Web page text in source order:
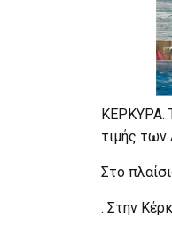
ΚΕΡΚΥΡΑ.
τιμής των
Στο
. Στην